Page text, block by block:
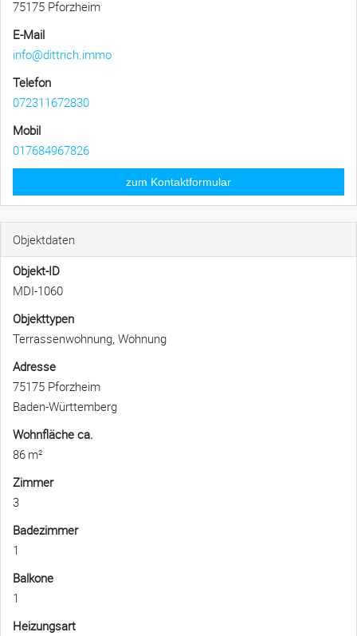
75175 Pforzheim
E-Mail
info@dittrich.immo
Telefon
072311672830
Mobil
017684967826
zum Kontaktformular
Objektdaten
Objekt-ID
MDI-1060
Objekttypen
Terrassenwohnung, Wohnung
Adresse
75175 Pforzheim
Baden-Württemberg
Wohnfläche ca.
86 m²
Zimmer
3
Badezimmer
1
Balkone
1
Heizungsart